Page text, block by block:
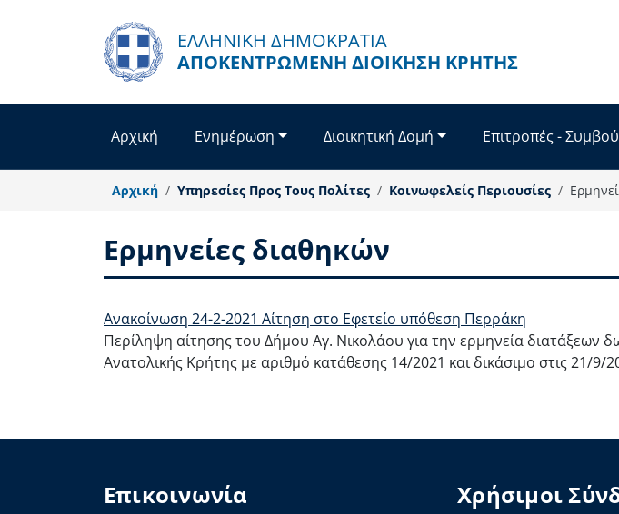
ΕΛΛΗΝΙΚΗ ΔΗΜΟΚΡΑΤΙΑ
ΑΠΟΚΕΝΤΡΩΜΈΝΗ ΔΙΟΊΚΗΣΗ ΚΡΉΤΗΣ
Αρχική Ενημέρωση Διοικητική Δομή Επιτροπές -
Αρχική Υπηρεσίες Προς Τους Πολίτες Κοινωφελείς Περιουσίες
Ερμηνείες διαθηκών
Ανακοίνωση 24-2-2021 Αίτηση στο Εφετείο υπόθεση Περράκη
Περίληψη αίτησης του Δήμου Αγ. Νικολάου για την ερμηνεία διατάξεων
Ανατολικής Κρήτης με αριθμό κατάθεσης 14/2021 και δικάσιμο στις 21/9/
Επικοινωνία Χρήσιμοι